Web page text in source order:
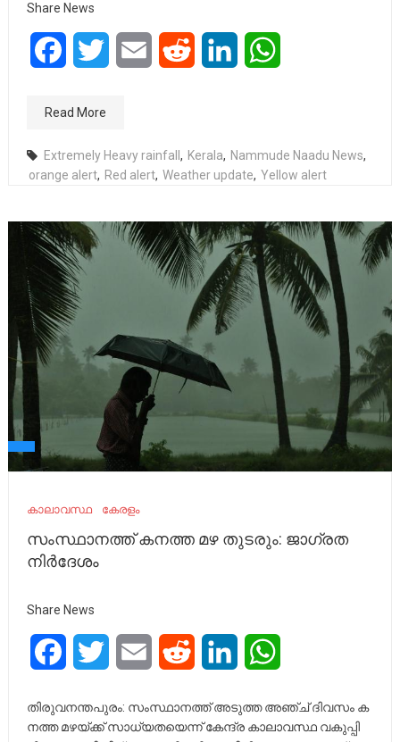
Share News
FacebookTwitter Email Reddit LinkedIn
Read More
Extremely Heavy rainfall, Kerala, Nammude Naadu News,
orange alert, Red alert, Weather update, Yellow alert
കാലാവസ്ഥ കേരളം
സംസ്ഥാനത്ത് കനത്ത മഴ തുടരും: ജാഗ്രത
നിർദേശം
Share News
FacebookTwitter Email Reddit LinkedIn
തി​രു​വ​ന​ന്ത​പു​രം: സം​സ്ഥാ​ന​ത്ത് അ​ടു​ത്ത അ​ഞ്ച് ദി​വ​സം ക​
ന​ത്ത മ​ഴ​യ്ക്ക് സാ​ധ്യ​ത​യെ​ന്ന് കേ​ന്ദ്ര കാ​ലാ​വ​സ്ഥ വ​കു​പ്പി​